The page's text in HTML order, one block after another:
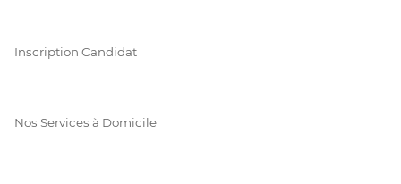
Inscription Candidat
Nos Services à Domicile